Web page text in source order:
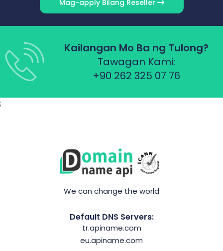
Mag-apply Bilang Reseller
Kailangan Mo Ba ng Tulong?
Tawagan Kami:
+90 262 325 07 76
;
We can change the world
Default DNS Servers:
tr.apiname.com
eu.apiname.com